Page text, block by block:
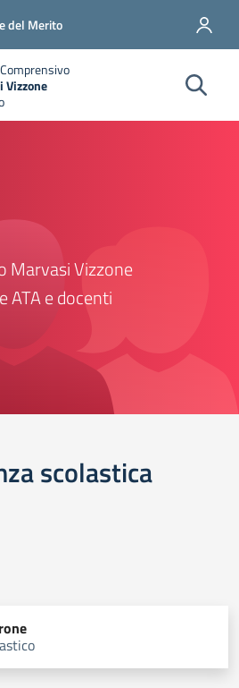
del Merito
Vizzone
Marvasi Vizzone
ATA e docenti
scolastica